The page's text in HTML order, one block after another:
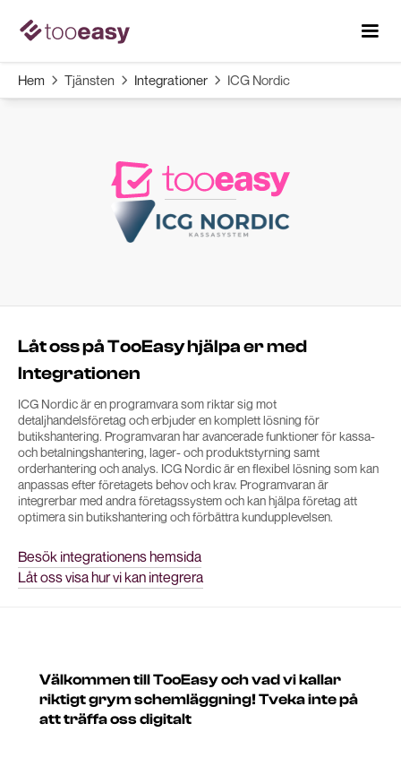
Hem  Tjänsten  Integrationer  ICG Nordic
Låt oss på TooEasy hjälpa er med
Integrationen
ICG Nordic är en programvara som riktar sig mot
detaljhandelsföretag och erbjuder en komplett lösning för
butikshantering. Programvaran har avancerade funktioner för kassa-
och betalningshantering, lager- och produktstyrning samt
orderhantering och analys. ICG Nordic är en flexibel lösning som kan
anpassas efter företagets behov och krav. Programvaran är
integrerbar med andra företagssystem och kan hjälpa företag att
optimera sin butikshantering och förbättra kundupplevelsen.
Låt oss visa hur vi kan integrera
Besök integrationens hemsida
Välkommen till TooEasy och vad vi kallar
riktigt grym schemläggning! Tveka inte på
att träffa oss digitalt